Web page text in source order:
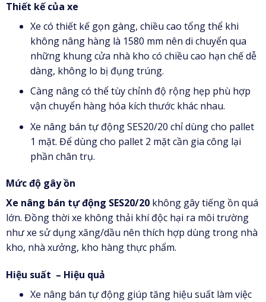
Thiết kế của xe
Xe có thiết kế gọn gàng, chiều cao tổng thể khi
không nâng hàng là 1580 mm nên di chuyển qua
những khung cửa nhà kho có chiều cao hạn chế dễ
dàng, không lo bị đụng trúng.
Càng nâng có thể tùy chỉnh độ rộng hẹp phù hợp
vận chuyển hàng hóa kích thước khác nhau.
Xe nâng bán tự động SES20/20 chỉ dùng cho pallet
1 mặt. Để dùng cho pallet 2 mặt cần gia công lại
phần chân trụ.
Mức độ gây ồn
Xe nâng bán tự động SES20/20 không gây tiếng ồn quá
lớn. Đồng thời xe không thải khí độc hại ra môi trường
như xe sử dụng xăng/dầu nên thích hợp dùng trong nhà
kho, nhà xưởng, kho hàng thực phẩm.
Hiệu suất – Hiệu quả
Xe nâng bán tự động giúp tăng hiệu suất làm việc